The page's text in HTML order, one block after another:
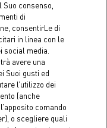
share capital
up
consenso,
di
consentirLe di
in linea con le
social media.
avere una
Suoi gusti ed
l’utilizzo dei
(anche
comando
o scegliere quali